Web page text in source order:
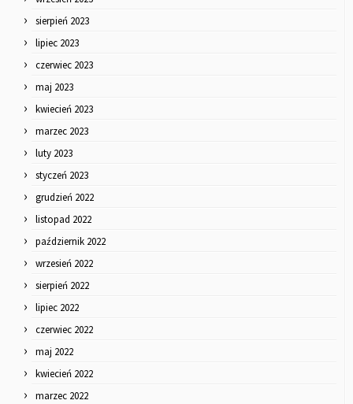
sierpień 2023
lipiec 2023
czerwiec 2023
maj 2023
kwiecień 2023
marzec 2023
luty 2023
styczeń 2023
grudzień 2022
listopad 2022
październik 2022
wrzesień 2022
sierpień 2022
lipiec 2022
czerwiec 2022
maj 2022
kwiecień 2022
marzec 2022